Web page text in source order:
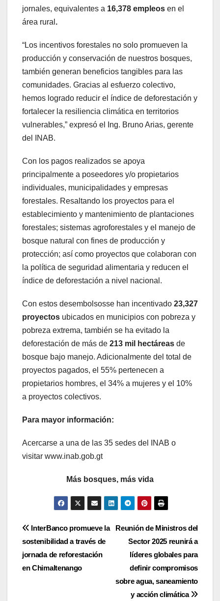
jornales, equivalentes a 16,378 empleos en el
área rural .
“Los incentivos forestales no solo promueven la
producción y conservación de nuestros bosques,
también generan beneficios tangibles para las
comunidades. Gracias al esfuerzo colectivo,
hemos logrado reducir el índice de deforestación y
fortalecer la resiliencia climática en territorios
vulnerables,” expresó el Ing. Bruno Arias, gerente
del INAB.
Con los pagos realizados se apoya
principalmente a poseedores y/o propietarios
individuales, municipalidades y empresas
forestales. Resaltando los proyectos para el
establecimiento y mantenimiento de plantaciones
forestales; sistemas agroforestales y el manejo de
bosque natural con fines de producción y
protección; así como proyectos que colaboran con
la política de seguridad alimentaria y reducen el
índice de deforestación a nivel nacional.
Con estos desembolsosse han incentivado 23,327
proyectos ubicados en municipios con pobreza y
pobreza extrema, también se ha evitado la
deforestación de más de 213 mil hectáreas de
bosque bajo manejo. Adicionalmente del total de
proyectos pagados, el 55% pertenecen a
propietarios hombres, el 34% a mujeres y el 10%
a proyectos colectivos.
Para mayor información:
Acercarse a una de las 35 sedes del INAB o
visitar www.inab.gob.gt
Más bosques, más vida
Navegación
de
entradas
Reunión de Ministros del
Sector 2025 reunirá a
líderes globales para
definir compromisos
sobre agua, saneamiento
y acción climática
InterBanco promueve la
sostenibilidad a través de
jornada de reforestación
en Chimaltenango